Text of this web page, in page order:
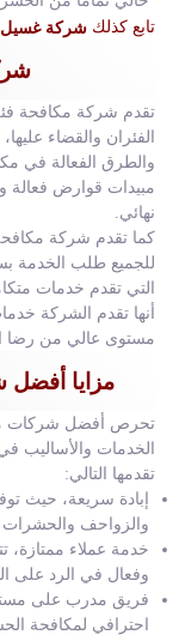
تابع كذلك شركة غسيل
تقدم شركة مكافحة
الفئران والقضاء
والطرق الفعالة في
مبيدات قوارض فعالة
نهائي.
كما تقدم شركة
للجميع طلب الخدمة
التي تقدم خدمات
أنها تقدم الشركة
مستوى عالي من رضا
مزايا
تحرص أفضل شركات
الخدمات والأساليب
تقدمها التالي:
إبادة سريعة، حيث
والزواحف والحشرات
خدمة عملاء ممتازة،
وفعال في الرد على
فريق مدرب على
احترافي لمكافحة